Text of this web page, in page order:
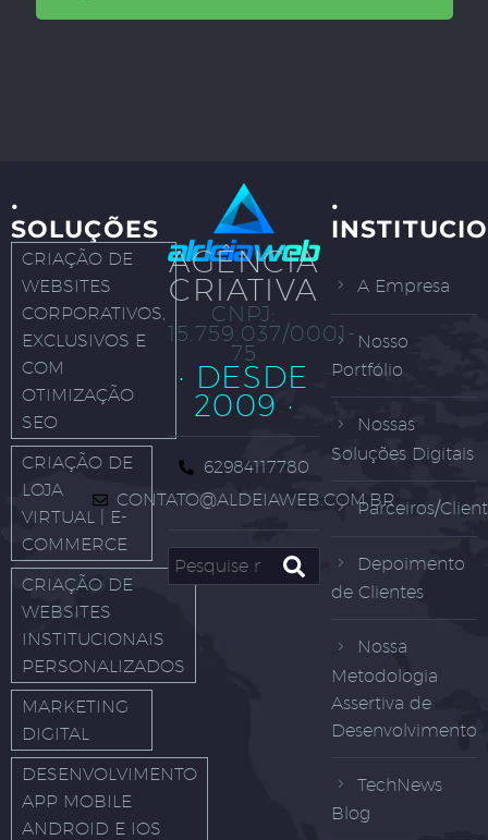
·
SOLUÇÕES
CRIAÇÃO DE
WEBSITES
CORPORATIVOS,
EXCLUSIVOS E
COM
OTIMIZAÇÃO
SEO
CRIAÇÃO DE
LOJA
VIRTUAL | E-
COMMERCE
CRIAÇÃO DE
WEBSITES
INSTITUCIONAIS
PERSONALIZADOS
MARKETING
DIGITAL
DESENVOLVIMENTO
APP MOBILE
ANDROID E IOS
AGÊNCIA
CRIATIVA
CNPJ:
15.759.037/0001-
75
· DESDE
2009 ·
62984117780
CONTATO@ALDEIAWEB.COM.BR
·
A Empresa
Nosso
Portfólio
Nossas
Soluções Digitais
Parceiros/
Depoimento
de Clientes
Nossa
Metodologia
Assertiva de
Desenvolvimento
TechNews
Blog